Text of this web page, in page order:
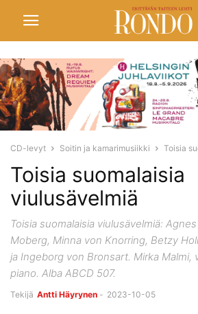
CD-levyt Soitin ja kamarimusiikki Toisia
Toisia suomalaisia
viulusävelmiä
Toisia suomalaisia viulusävelmiä:
Moberg, Minna von Knorring, Betzy
ja Ingeborg von Bronsart. Mirka Malmi,
piano. Alba ABCD 507.
Tekijä Antti Häyrynen - 2023-10-05